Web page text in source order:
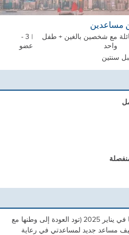
مساعدين
مع شخصين بالغين + طفل
واحد
| 3 -
عضو
سنتين
بما أن مساعدتي ستنتهي عقدها في يناير 2025 (تود العودة إلى وطنها مع
مساعد جديد لمساعدتي في رعاية